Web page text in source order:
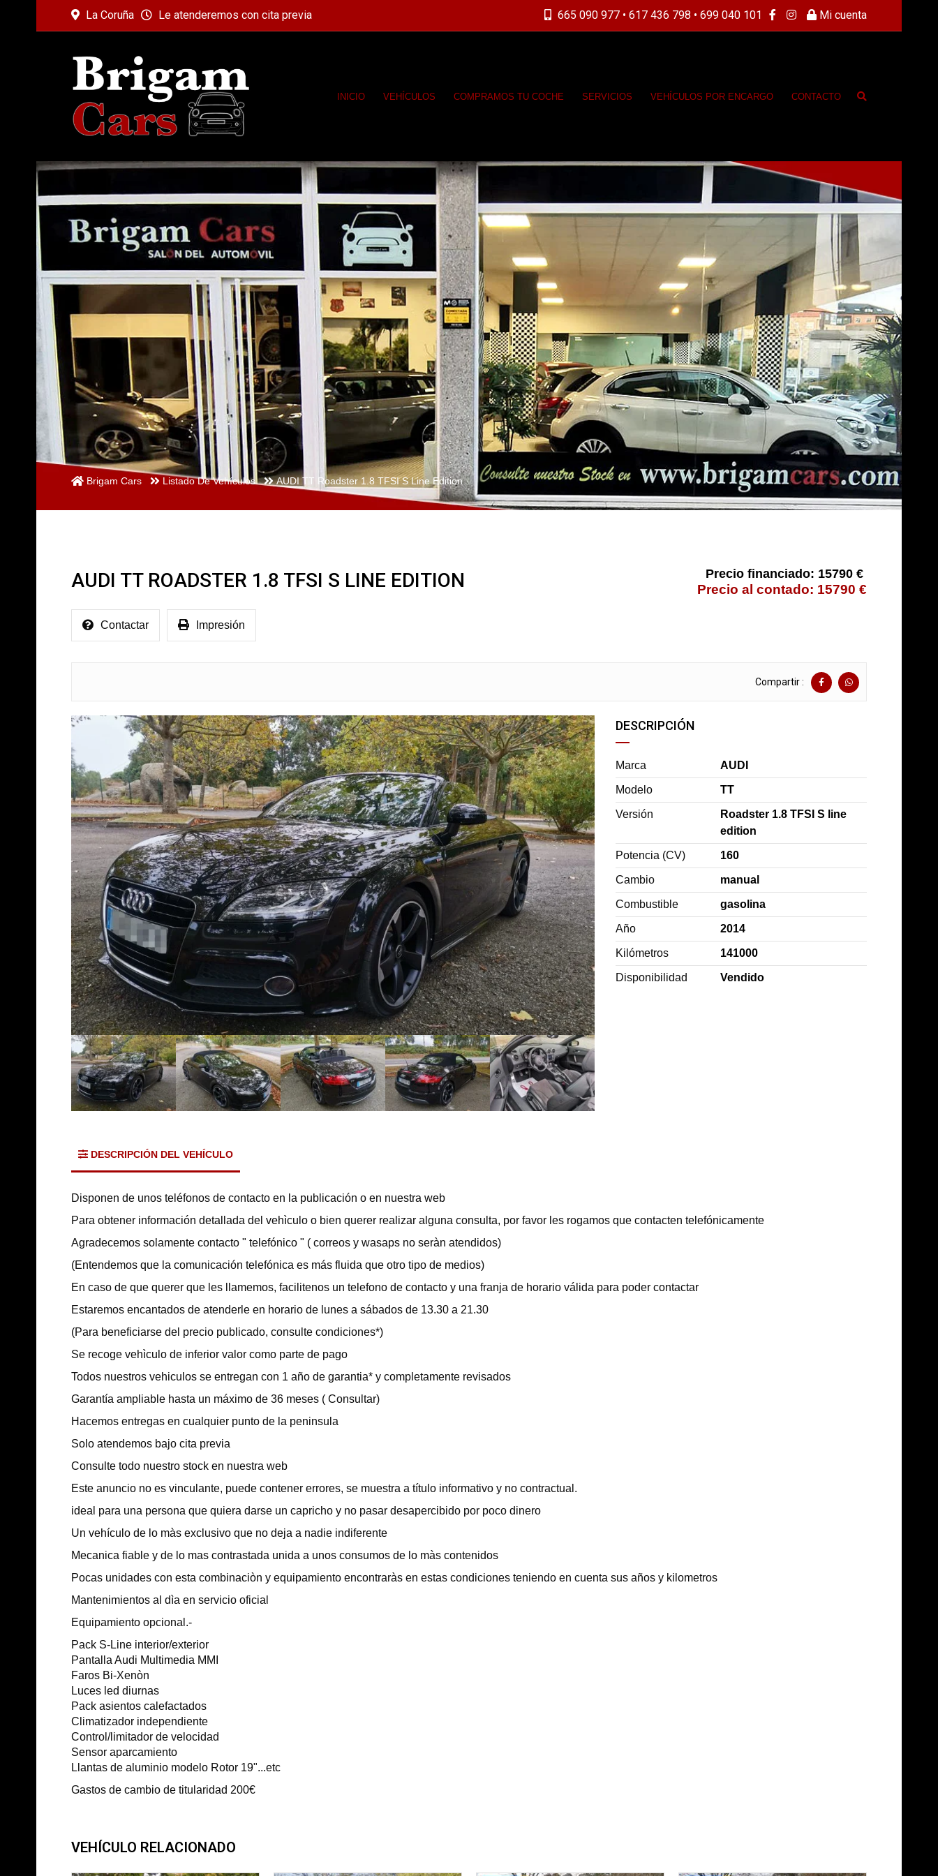
La Coruña Le atenderemos con cita previa 665 090 977 • 617 436 798 • 699 040 101 Mi cuenta
INICIO VEHÍCULOS COMPRAMOS TU COCHE SERVICIOS VEHÍCULOS POR ENCARGO CONTACTO
Brigam Cars Listado De Vehículos AUDI TT Roadster 1.8 TFSI S Line Edition
AUDI TT ROADSTER 1.8 TFSI S LINE EDITION 15790 €
15790 €
Contactar Impresión
Compartir :
DESCRIPCIÓN
Marca AUDI
Modelo TT
Versión
Roadster 1.8 TFSI S line
edition
Potencia (CV) 160
Cambio manual
Combustible gasolina
Año 2014
Kilómetros 141000
Disponibilidad Vendido
DESCRIPCIÓN DEL VEHÍCULO
Disponen de unos teléfonos de contacto en la publicación o en nuestra web
Para obtener información detallada del vehìculo o bien querer realizar alguna consulta, por favor les rogamos que contacten telefónicamente
Agradecemos solamente contacto " telefónico " ( correos y wasaps no seràn atendidos)
(Entendemos que la comunicación telefónica es más fluida que otro tipo de medios)
En caso de que querer que les llamemos, facilitenos un telefono de contacto y una franja de horario válida para poder contactar
Estaremos encantados de atenderle en horario de lunes a sábados de 13.30 a 21.30
(Para beneficiarse del precio publicado, consulte condiciones*)
Se recoge vehìculo de inferior valor como parte de pago
Todos nuestros vehiculos se entregan con 1 año de garantia* y completamente revisados
Garantía ampliable hasta un máximo de 36 meses ( Consultar)
Hacemos entregas en cualquier punto de la peninsula
Solo atendemos bajo cita previa
Consulte todo nuestro stock en nuestra web
Este anuncio no es vinculante, puede contener errores, se muestra a título informativo y no contractual.
ideal para una persona que quiera darse un capricho y no pasar desapercibido por poco dinero
Un vehículo de lo màs exclusivo que no deja a nadie indiferente
Mecanica fiable y de lo mas contrastada unida a unos consumos de lo màs contenidos
Pocas unidades con esta combinaciòn y equipamiento encontraràs en estas condiciones teniendo en cuenta sus años y kilometros
Mantenimientos al dìa en servicio oficial
Equipamiento opcional.-
Pack S-Line interior/exterior
Pantalla Audi Multimedia MMI
Faros Bi-Xenòn
Luces led diurnas
Pack asientos calefactados
Climatizador independiente
Control/limitador de velocidad
Sensor aparcamiento
Llantas de aluminio modelo Rotor 19"...etc
Gastos de cambio de titularidad 200€
VEHÍCULO RELACIONADO